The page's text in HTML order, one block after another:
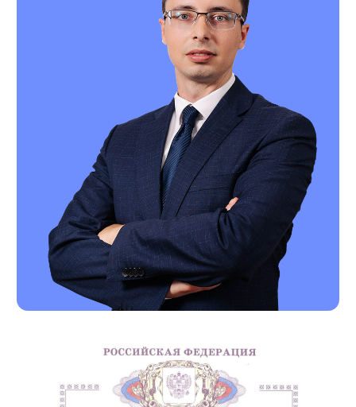
ПОДПИШИТЕСЬ НА НАШУ
РАССЫЛКУ ВАЖНЫХ
ЮРИДИЧЕСКИХ НОВОСТЕЙ
Подписаться на рассылку
Объясняем без «воды» и даем
рекомендации, что нужно делать
Нажимая кнопку «Подписаться на рассылку», вы
даетесогласиена обработку персональных
данных в соответствии сполитикойобработки
персональных данных